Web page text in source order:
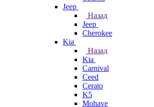
Jeep
Назад
Jeep
Cherokee
Kia
Назад
Kia
Carnival
Ceed
Cerato
K5
Mohave